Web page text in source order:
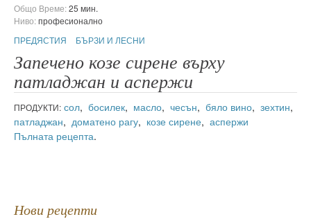
Общо Време:25 мин.
Ниво:професионално
ПРЕДЯСТИЯ
БЪРЗИ И ЛЕСНИ
Запечено козе сирене върху
патладжан и аспержи
ПРОДУКТИ: сол, босилек, масло, чесън, бяло вино, зехтин,
патладжан, доматено рагу, козе сирене, аспержи
Пълната рецепта.
Нови рецепти